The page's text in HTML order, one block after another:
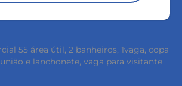
55 área útil, 2 banheiros, 1vaga, copa
e lanchonete, vaga para visitante